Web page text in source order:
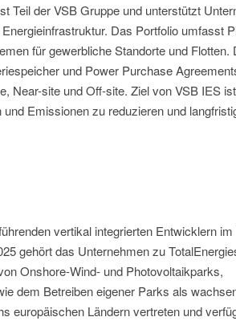
Teil der VSB Gruppe und unterstützt
Das Portfolio umfasst
für gewerbliche Standorte und Flotten.
und Power Purchase
Near-site und Off-site. Ziel von VSB IES
Emissionen zu reduzieren und
vertikal integrierten Entwicklern
gehört das Unternehmen zu
Onshore-Wind- und Photovoltaikparks,
dem Betreiben eigener Parks als
europäischen Ländern vertreten und